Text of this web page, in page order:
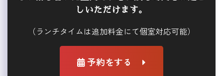
しいただけます。
（ランチタイムは追加料金にて個室対応可能）
予約をする